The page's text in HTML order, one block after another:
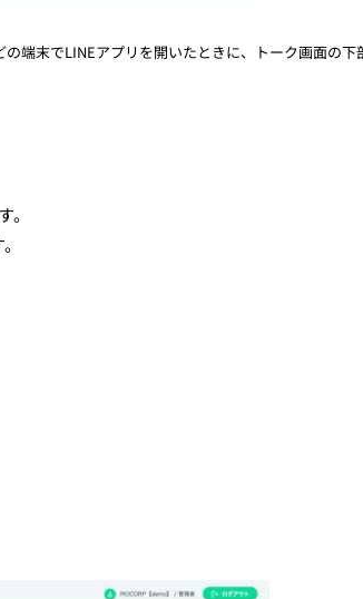
端末でLINEアプリを開いたときに、トーク画面の下